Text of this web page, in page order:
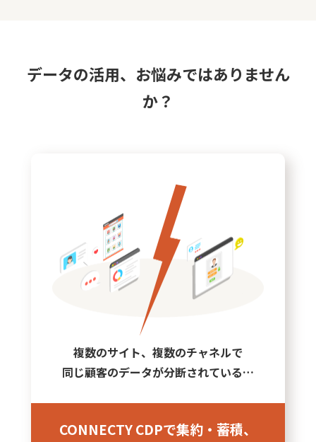
データの活用、お悩みではありません
か？
複数のサイト、複数のチャネルで
同じ顧客のデータが分断されている…
CONNECTY CDPで集約・蓄積、